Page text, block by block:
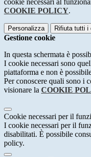
cookie necessari al
COOKIE POLICY.
Personalizza Rifiuta tutti i
Gestione cookie
In questa schermata è
I cookie necessari sono
piattaforma e non è
Per conoscere quali sono i
visionare la COOKIE
Cookie necessari per il
I cookie necessari per il
disabilitati. È possibile
policy.